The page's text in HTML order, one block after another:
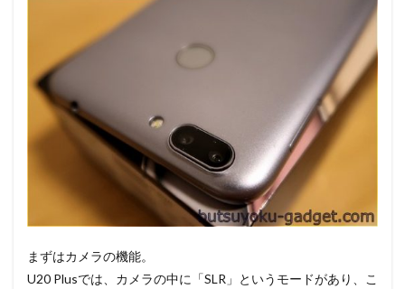
まずはカメラの機能。
U20 Plusでは、カメラの中に「SLR」というモードがあり、こ